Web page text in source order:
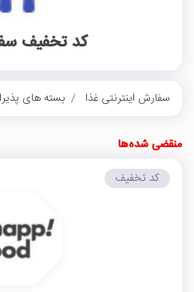
کد تخفیف
سفارش اینترنتی غذا بسته های
منقضی شده‌ها
کد تخفیف